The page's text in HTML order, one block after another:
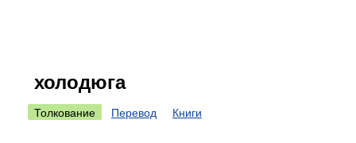
холодюга
Толкование Перевод Книги